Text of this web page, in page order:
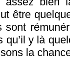
être
qu’il y là
la